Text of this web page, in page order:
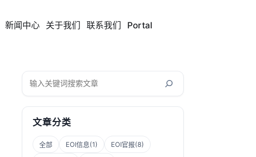
新闻中心 关于我们 联系我们 Portal
搜
文章分类
全部 EOI信息(1) EOI官报(8)